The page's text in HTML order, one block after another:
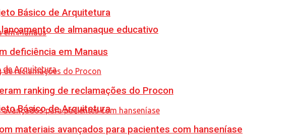
de almanaque educativo
Básico de Arquitetura
Básico de Arquitetura
deficiência em Manaus
ranking de reclamações do Procon
materiais avançados para pacientes com hanseníase